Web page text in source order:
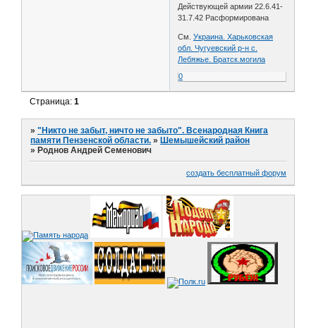
Действующей армии 22.6.41-
31.7.42 Расформирована
См.Украина. Харьковская
обл. Чугуевский р-н с.
Лебяжье. Братск.могила
0
Страница:1
»"Никто не забыт, ничто не забыто". Всенародная Книга
памяти Пензенской области. » Шемышейский район
» Роднов Андрей Семенович
создать бесплатный форум